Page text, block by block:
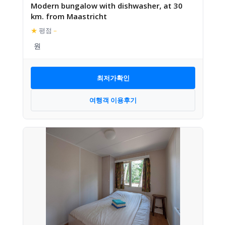
Modern bungalow with dishwasher, at 30
km. from Maastricht
★ 평점 –
최저가확인
여행객 이용후기